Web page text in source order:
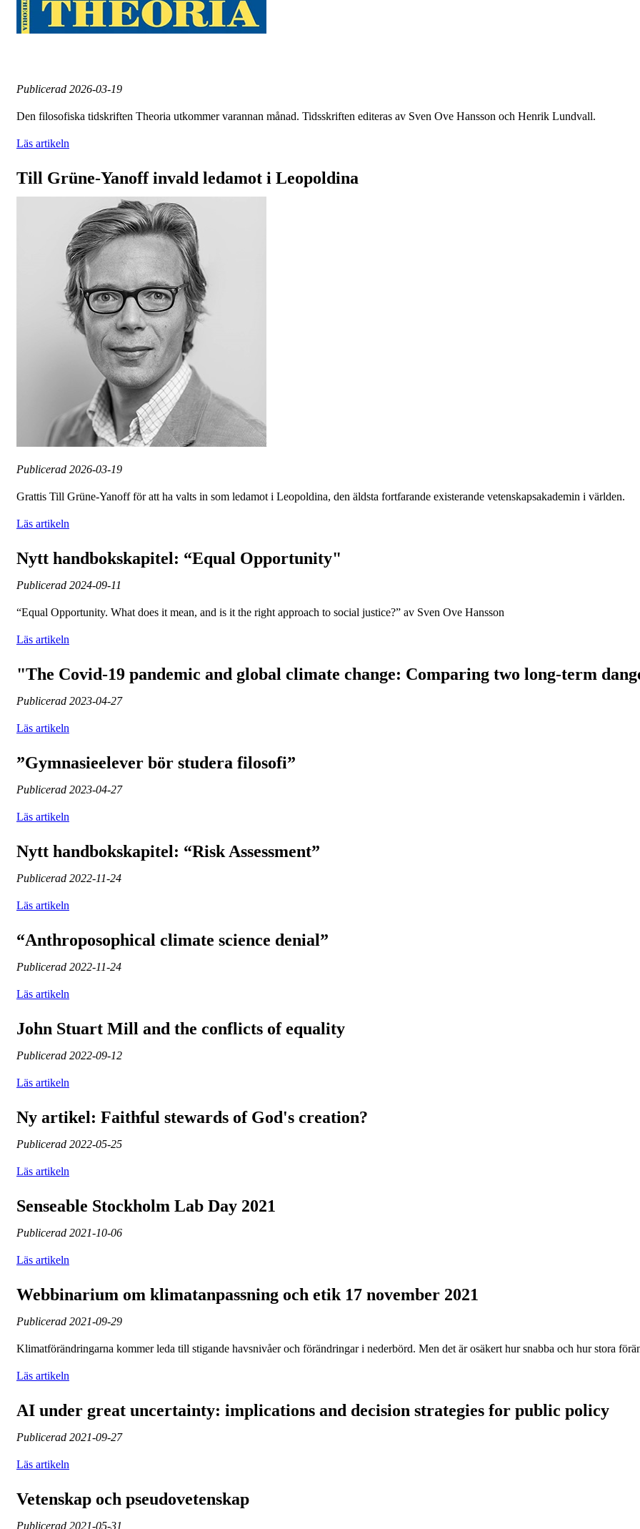
Publicerad 2026-03-19
Den filosofiska tidskriften Theoria utkommer varannan månad. Tidsskriften editeras av Sven Ove Hansson och Henrik Lundvall.
Läs artikeln
Till Grüne-Yanoff invald ledamot i Leopoldina
Publicerad 2026-03-19
Grattis Till Grüne-Yanoff för att ha valts in som ledamot i Leopoldina, den äldsta fortfarande existerande vetenskapsakademin i världen.
Läs artikeln
Nytt handbokskapitel: “Equal Opportunity"
Publicerad 2024-09-11
“Equal Opportunity. What does it mean, and is it the right approach to social justice?” av Sven Ove Hansson
Läs artikeln
"The Covid-19 pandemic and global climate change: Comparing two long-term
Publicerad 2023-04-27
Läs artikeln
”Gymnasieelever bör studera filosofi”
Publicerad 2023-04-27
Läs artikeln
Nytt handbokskapitel: “Risk Assessment”
Publicerad 2022-11-24
Läs artikeln
“Anthroposophical climate science denial”
Publicerad 2022-11-24
Läs artikeln
John Stuart Mill and the conflicts of equality
Publicerad 2022-09-12
Läs artikeln
Ny artikel: Faithful stewards of God's creation?
Publicerad 2022-05-25
Läs artikeln
Senseable Stockholm Lab Day 2021
Publicerad 2021-10-06
Läs artikeln
Webbinarium om klimatanpassning och etik 17 november 2021
Publicerad 2021-09-29
Klimatförändringarna kommer leda till stigande havsnivåer och förändringar i nederbörd. Men det är osäkert hur snabba och hur stora
Läs artikeln
AI under great uncertainty: implications and decision strategies for public policy
Publicerad 2021-09-27
Läs artikeln
Vetenskap och pseudovetenskap
Publicerad 2021-05-31